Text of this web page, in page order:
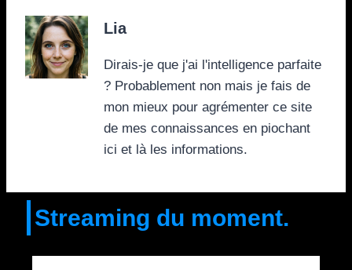
Lia
Dirais-je que j'ai l'intelligence parfaite
? Probablement non mais je fais de
mon mieux pour agrémenter ce site
de mes connaissances en piochant
ici et là les informations.
Streaming du moment.